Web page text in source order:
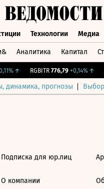
Технологии Медиа
Аналитика Капитал
↑ RGBITR 776,79 +0,14%↑
динамика, прогнозы
Подписка для юр.лиц
О компании